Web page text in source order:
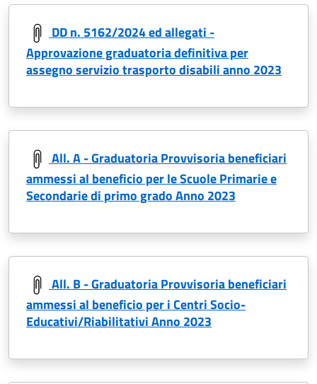
DD n. 5162/2024 ed allegati -
Approvazione graduatoria definitiva per
assegno servizio trasporto disabili anno 2023
All. A - Graduatoria Provvisoria beneficiari
ammessi al beneficio per le Scuole Primarie e
Secondarie di primo grado Anno 2023
All. B - Graduatoria Provvisoria beneficiari
ammessi al beneficio per i Centri Socio-
Educativi/Riabilitativi Anno 2023